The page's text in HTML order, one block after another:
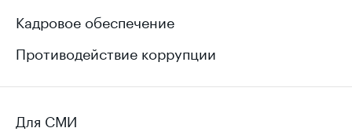
Кадровое обеспечение
Противодействие коррупции
Для СМИ